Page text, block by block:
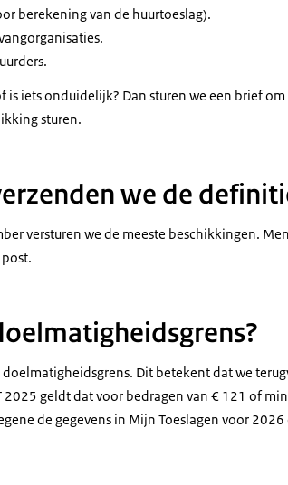
berekening van de huurtoeslag).
is iets onduidelijk? Dan sturen we een brief
sturen.
we de
versturen we de meeste beschikkingen.
Dit betekent dat we
2025 geldt dat voor bedragen van € 121 of
de gegevens in Mijn Toeslagen voor